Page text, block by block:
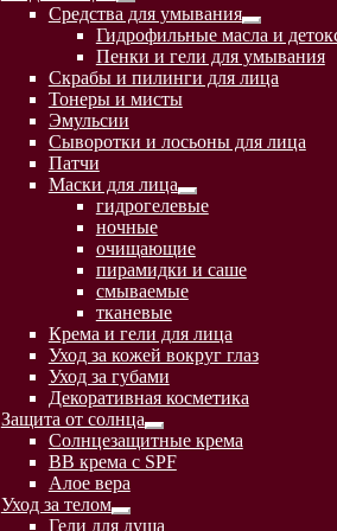
Развернутое
вложенное
меню
Средства для умывания
Развернутое
вложенное
меню
Гидрофильные масла и
Пенки и гели для умывания
Скрабы и пилинги для лица
Тонеры и мисты
Эмульсии
Сыворотки и лосьоны для лица
Патчи
Маски для лица
Развернутое
вложенное
гидрогелевые
ночные
очищающие
пирамидки и саше
смываемые
тканевые
Крема и гели для лица
Уход за кожей вокруг глаз
Уход за губами
Декоративная косметика
Защита от солнца
Развернутое
вложенное
меню
Солнцезащитные крема
BB крема с SPF
Алое вера
Уход за телом
Развернутое
Гели для душа